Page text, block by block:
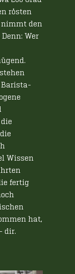
rösten
nimmt den
Wer
Barista-
Wissen
fertig
hat,
dir.